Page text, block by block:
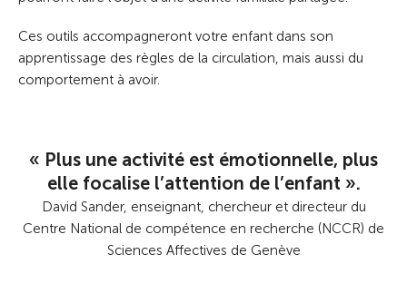
Ces outils accompagneront votre enfant dans son
apprentissage des règles de la circulation, mais aussi du
comportement à avoir.
« Plus une activité est émotionnelle, plus
elle focalise l’attention de l’enfant ».
David Sander, enseignant, chercheur et directeur du
Centre National de compétence en recherche (NCCR) de
Sciences Affectives de Genève